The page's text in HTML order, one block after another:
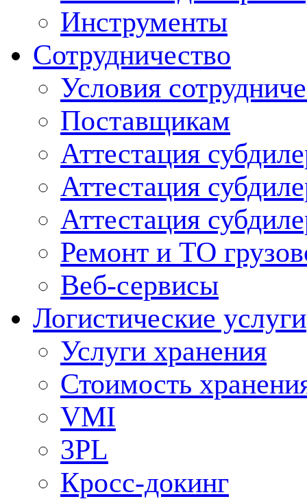
Инструменты
Сотрудничество
Условия
Поставщикам
Аттестация
Аттестация
Аттестация
Ремонт и ТО
Веб-сервисы
Логистические услуги
Услуги хранения
Стоимость
VMI
3PL
Кросс-докинг